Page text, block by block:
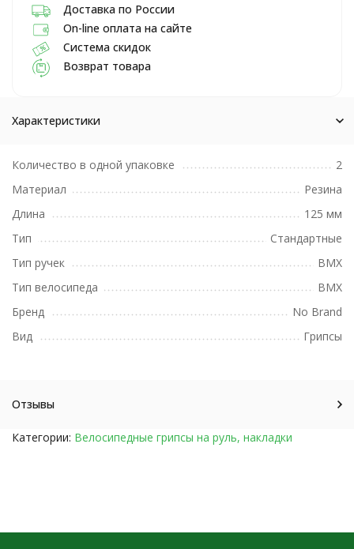
Доставка по России
On-line оплата на сайте
Система скидок
Возврат товара
Характеристики
Количество в одной упаковке
2
Материал
Резина
Длина
125 мм
Тип
Стандартные
Тип ручек
BMX
Тип велосипеда
BMX
Бренд
No Brand
Вид
Грипсы
Отзывы
Категории: Велосипедные грипсы на руль, накладки